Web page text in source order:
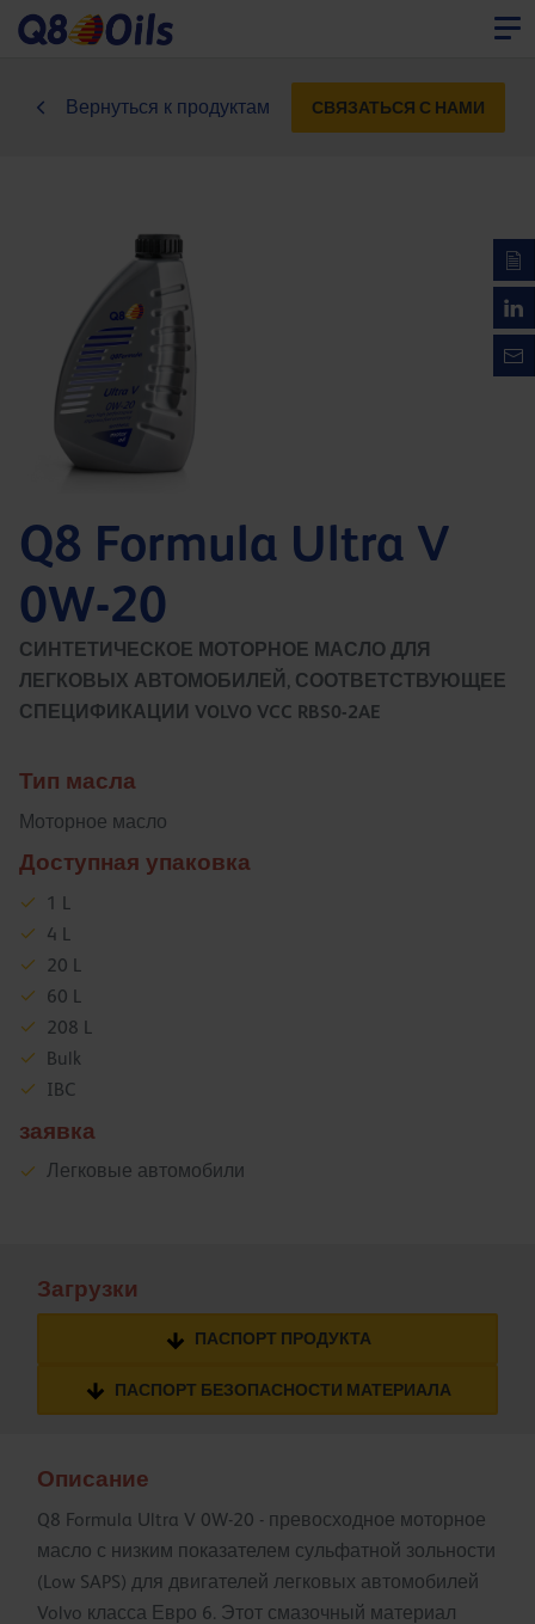
Вернуться к продуктам СВЯЗАТЬСЯ С НАМИ
Q8 Formula Ultra V
0W-20
СИНТЕТИЧЕСКОЕ МОТОРНОЕ МАСЛО ДЛЯ
ЛЕГКОВЫХ АВТОМОБИЛЕЙ, СООТВЕТСТВУЮЩЕЕ
СПЕЦИФИКАЦИИ VOLVO VCC RBS0-2AE
Тип масла
Моторное масло
Доступная упаковка
1 L
4 L
20 L
60 L
208 L
Bulk
IBC
заявка
Легковые автомобили
Загрузки
ПАСПОРТ ПРОДУКТА
ПАСПОРТ БЕЗОПАСНОСТИ МАТЕРИАЛА
Описание
Q8 Formula Ultra V 0W-20 - превосходное моторное
масло с низким показателем сульфатной зольности
(Low SAPS) для двигателей легковых автомобилей
Volvo класса Евро 6. Этот смазочный материал